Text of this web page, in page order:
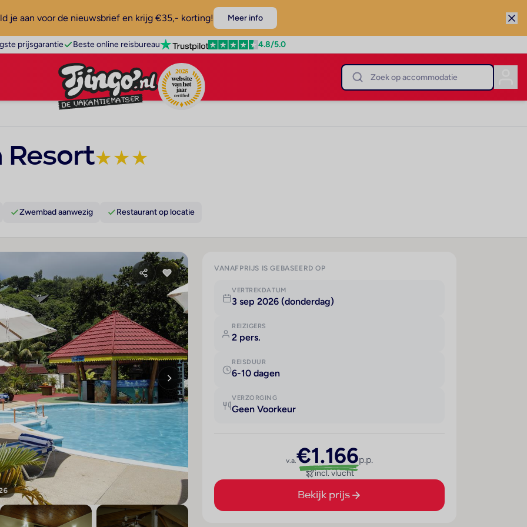
je aan voor de nieuwsbrief en krijg €35,- korting! Meer info
prijsgarantie Beste online reisbureau 4.8/5.0
Resort★★★
Zwembad aanwezig Restaurant op locatie
VANAFPRIJS IS GEBASEERD OP
VERTREKDATUM
3 sep 2026 (donderdag)
REIZIGERS
2 pers.
REISDUUR
6-10 dagen
VERZORGING
Geen Voorkeur
v.a.€1.166p.p.
incl. vlucht
Bekijk prijs